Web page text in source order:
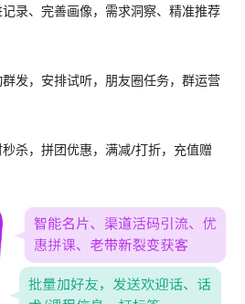
录、完善画像，需求洞察、精准推荐
发，安排试听，朋友圈任务，群运营
杀，拼团优惠，满减/打折，充值赠